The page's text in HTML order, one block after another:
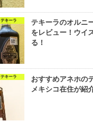
テキーラ
テキーラのオルニ
をレビュー！ウイ
る！
テキーラ
おすすめアネホの
メキシコ在住が紹